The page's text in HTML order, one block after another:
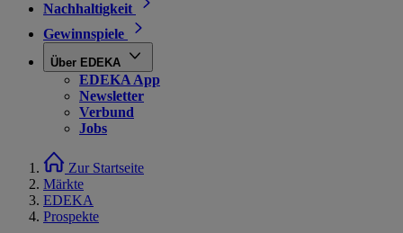
Nachhaltigkeit
Gewinnspiele
Über EDEKA
EDEKA App
Newsletter
Verbund
Jobs
Zur Startseite
Märkte
EDEKA
Prospekte